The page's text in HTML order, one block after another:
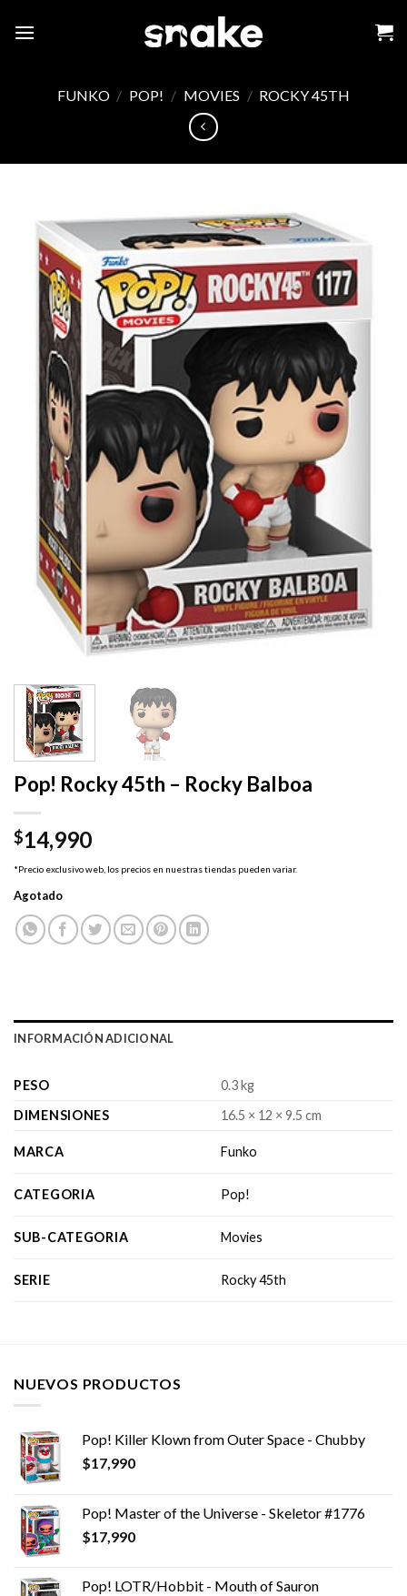
FUNKO / POP! / MOVIES / ROCKY 45TH
Pop! Rocky 45th – Rocky Balboa
$14,990
*Precio exclusivo web, los precios en nuestras tiendas pueden variar.
Agotado
INFORMACIÓN ADICIONAL
PESO
0.3 kg
DIMENSIONES
16.5 × 12 × 9.5 cm
MARCA Funko
CATEGORIA Pop!
SUB-CATEGORIA Movies
SERIE Rocky 45th
NUEVOS PRODUCTOS
Pop! Killer Klown from Outer Space - Chubby
$17,990
Pop! Master of the Universe - Skeletor #1776
$17,990
Pop! LOTR/Hobbit - Mouth of Sauron